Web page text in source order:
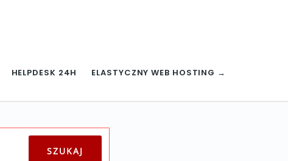
HELPDESK 24H ELASTYCZNY WEB HOSTING →